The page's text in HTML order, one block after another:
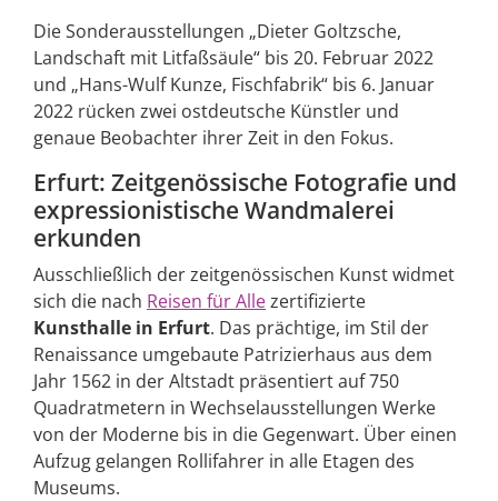
Die Sonderausstellungen „Dieter Goltzsche,
Landschaft mit Litfaßsäule“ bis 20. Februar 2022
und „Hans-Wulf Kunze, Fischfabrik“ bis 6. Januar
2022 rücken zwei ostdeutsche Künstler und
genaue Beobachter ihrer Zeit in den Fokus.
Erfurt: Zeitgenössische Fotografie und
expressionistische Wandmalerei
erkunden
Ausschließlich der zeitgenössischen Kunst widmet
sich die nach Reisen für Allezertifizierte
Kunsthalle in Erfurt. Das prächtige, im Stil der
Renaissance umgebaute Patrizierhaus aus dem
Jahr 1562 in der Altstadt präsentiert auf 750
Quadratmetern in Wechselausstellungen Werke
von der Moderne bis in die Gegenwart. Über einen
Aufzug gelangen Rollifahrer in alle Etagen des
Museums.